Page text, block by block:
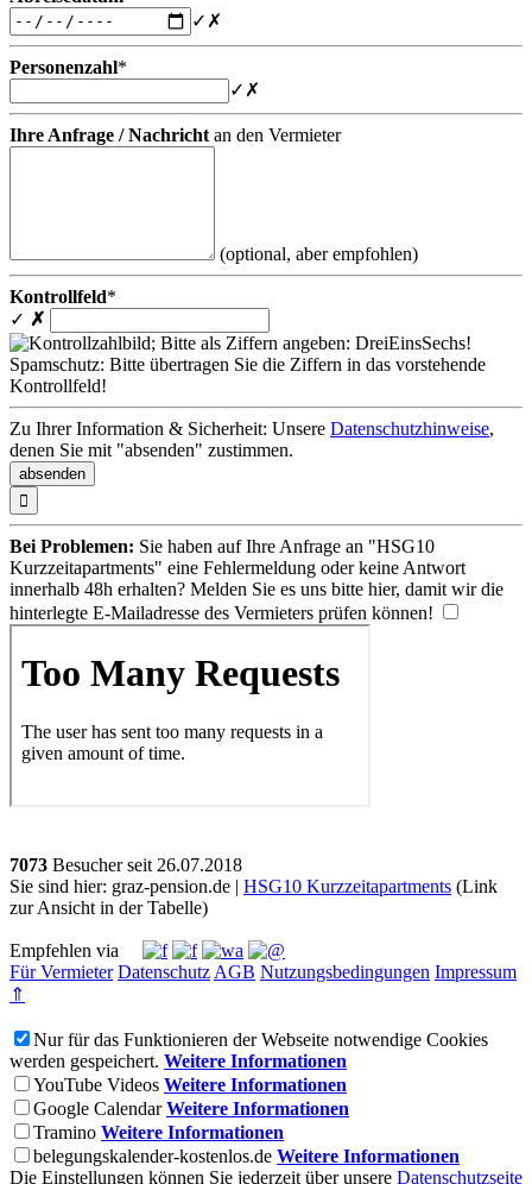
✓ ✗
Personenzahl*
✓ ✗
Ihre Anfrage / Nachricht an den Vermieter
(optional, aber empfohlen)
Kontrollfeld*
✓ ✗
Spamschutz: Bitte übertragen Sie die Ziffern in das vorstehende
Kontrollfeld!
Zu Ihrer Information & Sicherheit: Unsere Datenschutzhinweise,
denen Sie mit "absenden" zustimmen.

Bei Problemen: Sie haben auf Ihre Anfrage an "HSG10
Kurzzeitapartments" eine Fehlermeldung oder keine Antwort
innerhalb 48h erhalten? Melden Sie es uns bitte hier, damit wir die
hinterlegte E-Mailadresse des Vermieters prüfen können!
7073 Besucher seit 26.07.2018
Sie sind hier: graz-pension.de | HSG10 Kurzzeitapartments (Link
zur Ansicht in der Tabelle)
Empfehlen via
Für Vermieter Datenschutz AGB Nutzungsbedingungen Impressum
⇑
Nur für das Funktionieren der Webseite notwendige Cookies
werden gespeichert. Weitere Informationen
YouTube Videos Weitere Informationen
Google Calendar Weitere Informationen
Tramino Weitere Informationen
belegungskalender-kostenlos.de Weitere Informationen
Die Einstellungen können Sie jederzeit über unsere Datenschutzseite